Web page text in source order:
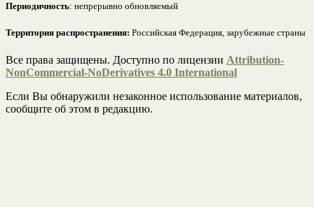
Периодичность: непрерывно обновляемый
Территория распространения: Российская Федерация, зарубежные страны
Все права защищены. Доступно по лицензии Attribution-
NonCommercial-NoDerivatives 4.0 International
Если Вы обнаружили незаконное использование материалов,
сообщите об этом в редакцию.